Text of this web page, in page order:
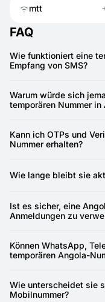
mtt
FAQ
Wie funktioniert eine
Empfang von SMS?
bereitgestellt. Mit
Nachrichten für
Warum würde sich
temporären Nummer
Verwendung einer
schnelle Möglichkeit,
Kann ich OTPs und
Nummer erhalten?
und Codes von
empfangen.
Wie lange bleibt sie
gültig. Wenn Sie eine
benötigen, können Sie
Ist es sicher, eine
Anmeldungen zu
senkt die Chance auf
Können WhatsApp,
temporären Angola-
WhatsApp, Telegram
oder zu verifizieren.
Wie unterscheidet sie
Mobilnummer?